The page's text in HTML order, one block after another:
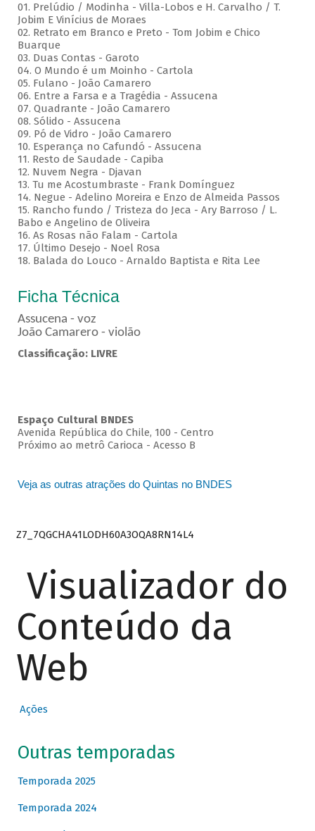
01. Prelúdio / Modinha - Villa-Lobos e H. Carvalho / T.
Jobim E Vinícius de Moraes
02. Retrato em Branco e Preto - Tom Jobim e Chico
Buarque
03. Duas Contas - Garoto
04. O Mundo é um Moinho - Cartola
05. Fulano - João Camarero
06. Entre a Farsa e a Tragédia - Assucena
07. Quadrante - João Camarero
08. Sólido - Assucena
09. Pó de Vidro - João Camarero
10. Esperança no Cafundó - Assucena
11. Resto de Saudade - Capiba
12. Nuvem Negra - Djavan
13. Tu me Acostumbraste - Frank Domínguez
14. Negue - Adelino Moreira e Enzo de Almeida Passos
15. Rancho fundo / Tristeza do Jeca - Ary Barroso / L.
Babo e Angelino de Oliveira
16. As Rosas não Falam - Cartola
17. Último Desejo - Noel Rosa
18. Balada do Louco - Arnaldo Baptista e Rita Lee
Ficha Técnica
Assucena - voz
João Camarero - violão
Classificação: LIVRE
Espaço Cultural BNDES
Avenida República do Chile, 100 - Centro
Próximo ao metrô Carioca - Acesso B
Veja as outras atrações do Quintas no BNDES
Z7_7QGCHA41LODH60A3OQA8RN14L4
Visualizador do
Conteúdo da
Web
Ações
Outras temporadas
Temporada 2025
Temporada 2024